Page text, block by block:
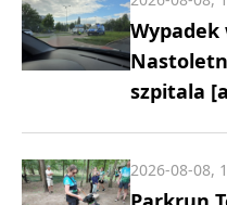
Wypadek
szpitala
2026-08-08,